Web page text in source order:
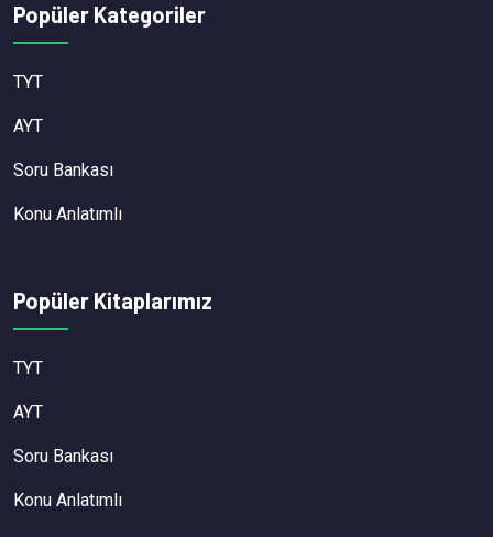
Popüler Kategoriler
TYT
AYT
Soru Bankası
Konu Anlatımlı
Popüler Kitaplarımız
TYT
AYT
Soru Bankası
Konu Anlatımlı